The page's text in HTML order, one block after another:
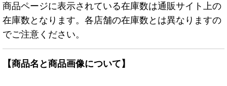
商品ページに表示されている在庫数は通販サイト上の
在庫数となります。各店舗の在庫数とは異なりますの
でご注意ください。
【商品名と商品画像について】